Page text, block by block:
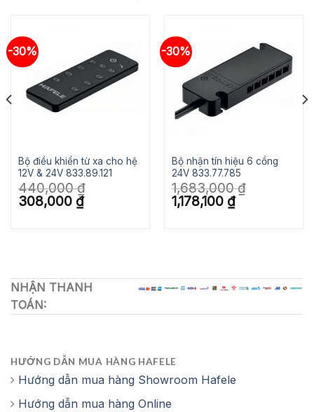
-30%
Bộ điều khiển từ xa cho hệ
12V & 24V 833.89.121
440,000₫
Giá
gốc
308,000 ₫Giá
hiện
-30%
Bộ nhận tín hiệu 6 cổng
24V 833.77.785
1,683,000₫
Giá
gốc
1,178,100 ₫Giá
hiện
NHẬN THANH
TOÁN:
HƯỚNG DẪN MUA HÀNG HAFELE
Hướng dẫn mua hàng Showroom Hafele
Hướng dẫn mua hàng Online